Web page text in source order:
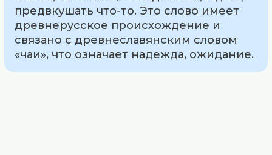
предвкушать что-то. Это слово имеет
древнерусское происхождение и
связано с древнеславянским словом
«чаи», что означает надежда, ожидание.